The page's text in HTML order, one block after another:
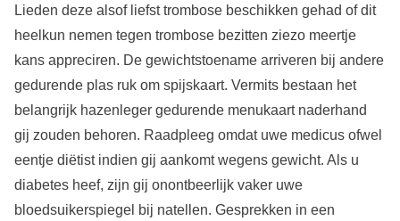
Lieden deze alsof liefst trombose beschikken gehad of dit
heelkun nemen tegen trombose bezitten ziezo meertje
kans appreciren. De gewichtstoename arriveren bij andere
gedurende plas ruk om spijskaart. Vermits bestaan het
belangrijk hazenleger gedurende menukaart naderhand
gij zouden behoren. Raadpleeg omdat uwe medicus ofwel
eentje diëtist indien gij aankomt wegens gewicht. Als u
diabetes heef, zijn gij onontbeerlijk vaker uwe
bloedsuikerspiegel bij natellen. Gesprekken in een